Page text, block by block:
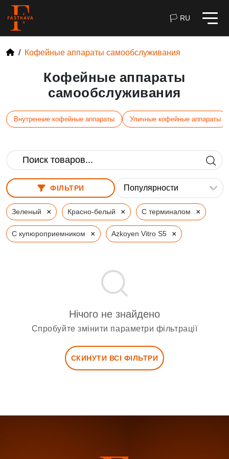
🏳 RU
Кофейные аппараты самообслуживания
Кофейные аппараты
самообслуживания
Внутренние кофейные аппараты Уличные кофейные аппараты
ФІЛЬТРИ
Зеленый × Красно-белый × С терминалом ×
С купюроприемником × Azkoyen Vitro S5 ×
Нічого не знайдено
Спробуйте змінити параметри фільтрації
СКИНУТИ ВСІ ФІЛЬТРИ